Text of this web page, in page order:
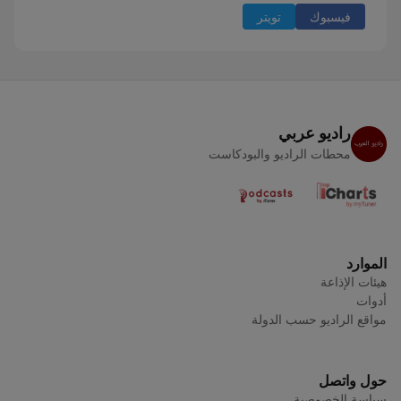
فيسبوك تويتر
راديو عربي
محطات الراديو والبودكاست
الموارد
هيئات الإذاعة
أدوات
مواقع الراديو حسب الدولة
حول واتصل